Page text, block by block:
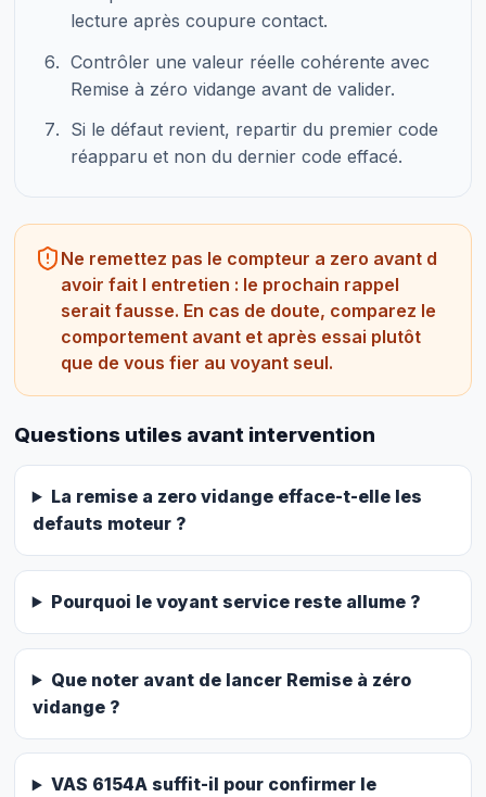
lecture après coupure contact.
Contrôler une valeur réelle cohérente avec
Remise à zéro vidange avant de valider.
Si le défaut revient, repartir du premier code
réapparu et non du dernier code effacé.
Ne remettez pas le compteur a zero avant d
avoir fait l entretien : le prochain rappel
serait fausse. En cas de doute, comparez le
comportement avant et après essai plutôt
que de vous fier au voyant seul.
Questions utiles avant intervention
La remise a zero vidange efface-t-elle les
defauts moteur ?
Pourquoi le voyant service reste allume ?
Que noter avant de lancer Remise à zéro
vidange ?
VAS 6154A suffit-il pour confirmer le